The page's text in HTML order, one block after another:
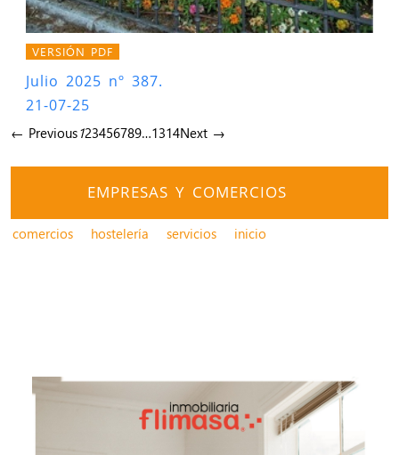
VERSIÓN PDF
Julio 2025 nº 387.
21-07-25
← Previous123456789…1314Next →
EMPRESAS Y COMERCIOS
comercios hostelería servicios inicio